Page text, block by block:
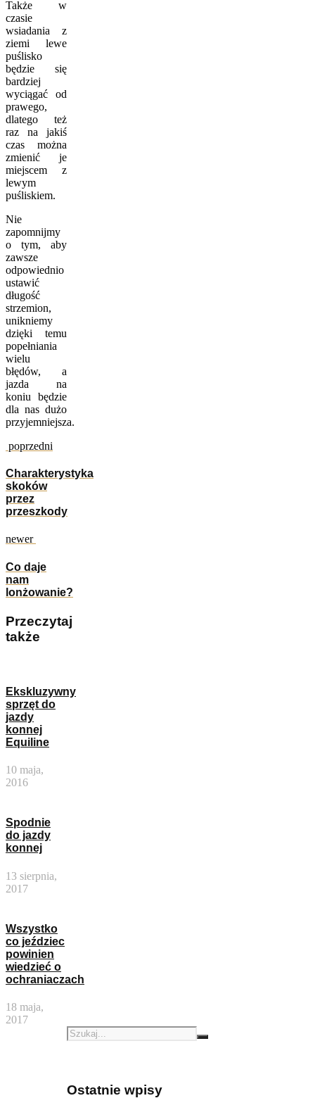
Także w
czasie
wsiadania z
ziemi lewe
puślisko
będzie się
bardziej
wyciągać od
prawego,
dlatego też
raz na jakiś
czas można
zmienić je
miejscem z
lewym
puśliskiem.
Nie
zapomnijmy
o tym, aby
zawsze
odpowiednio
ustawić
długość
strzemion,
unikniemy
dzięki temu
popełniania
wielu
błędów, a
jazda na
koniu będzie
dla nas dużo
przyjemniejsza.
poprzedni
Charakterystyka
skoków
przez
przeszkody
newer
Co daje
nam
lonżowanie?
Przeczytaj
także
Ekskluzywny
sprzęt do
jazdy
konnej
Equiline
10 maja,
2016
Spodnie
do jazdy
konnej
13 sierpnia,
2017
Wszystko
co jeździec
powinien
wiedzieć o
ochraniaczach
18 maja,
2017
Ostatnie wpisy